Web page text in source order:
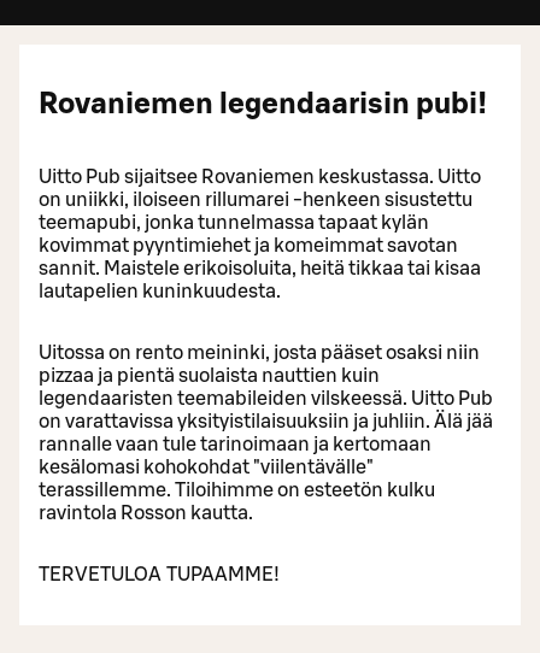
Rovaniemen legendaarisin pubi!
Uitto Pub sijaitsee Rovaniemen keskustassa. Uitto
on uniikki, iloiseen rillumarei -henkeen sisustettu
teemapubi, jonka tunnelmassa tapaat kylän
kovimmat pyyntimiehet ja komeimmat savotan
sannit. Maistele erikoisoluita, heitä tikkaa tai kisaa
lautapelien kuninkuudesta.
Uitossa on rento meininki, josta pääset osaksi niin
pizzaa ja pientä suolaista nauttien kuin
legendaaristen teemabileiden vilskeessä. Uitto Pub
on varattavissa yksityistilaisuuksiin ja juhliin. Älä jää
rannalle vaan tule tarinoimaan ja kertomaan
kesälomasi kohokohdat "viilentävälle"
terassillemme. Tiloihimme on esteetön kulku
ravintola Rosson kautta.
TERVETULOA TUPAAMME!